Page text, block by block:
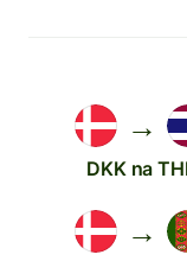
→
DKK na
→